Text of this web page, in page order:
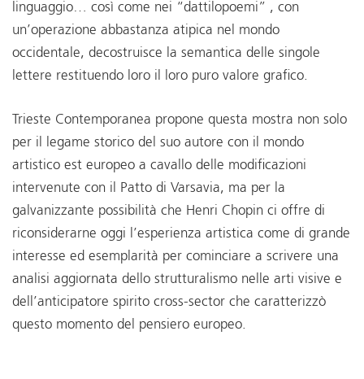
linguaggio… così come nei “dattilopoemi” , con
un’operazione abbastanza atipica nel mondo
occidentale, decostruisce la semantica delle singole
lettere restituendo loro il loro puro valore grafico.
Trieste Contemporanea propone questa mostra non solo
per il legame storico del suo autore con il mondo
artistico est europeo a cavallo delle modificazioni
intervenute con il Patto di Varsavia, ma per la
galvanizzante possibilità che Henri Chopin ci offre di
riconsiderarne oggi l’esperienza artistica come di grande
interesse ed esemplarità per cominciare a scrivere una
analisi aggiornata dello strutturalismo nelle arti visive e
dell’anticipatore spirito cross-sector che caratterizzò
questo momento del pensiero europeo.